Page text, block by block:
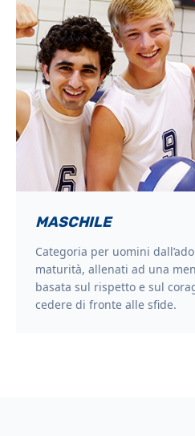
MASCHILE
Categoria per uomini
maturità, allenati ad una
basata sul rispetto e sul
cedere di fronte alle sfide.